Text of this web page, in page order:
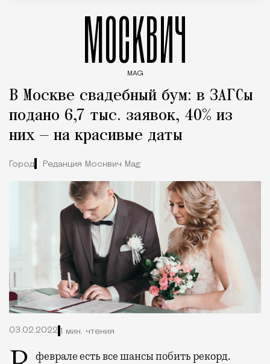
МОСКВИЧ
MAG
В Москве свадебный бум: в ЗАГСы
подано 6,7 тыс. заявок, 40% из
них — на красивые даты
Город Редакция Москвич Mag
03.02.2022 1 мин. чтения
В феврале есть все шансы побить рекорд.